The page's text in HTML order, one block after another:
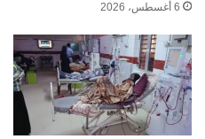
6 أغسطس، 2026